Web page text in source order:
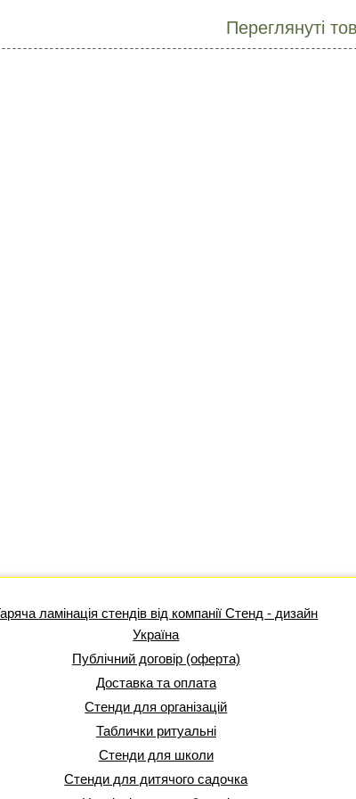
Переглянуті
ламінація стендів від компанії Стенд - дизайн
Україна
Публічний договір (оферта)
Доставка та оплата
Стенди для організацій
Таблички ритуальні
Стенди для школи
Стенди для дитячого садочка